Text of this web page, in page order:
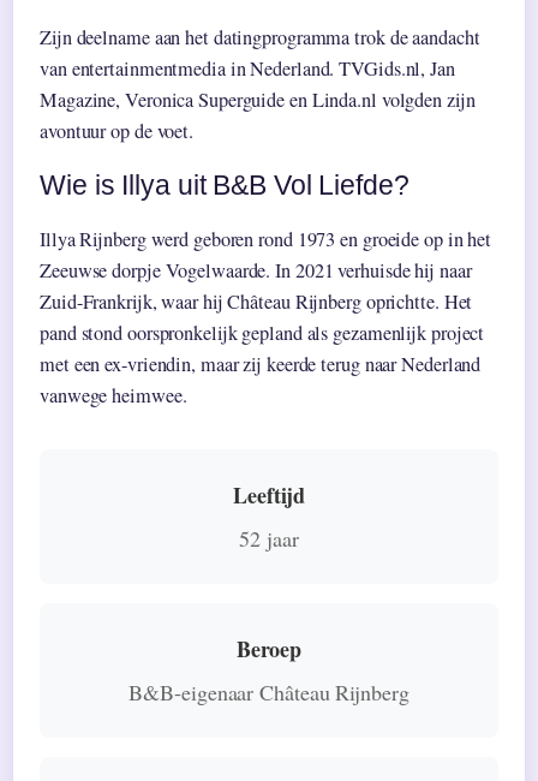
Zijn deelname aan het datingprogramma trok de aandacht
van entertainmentmedia in Nederland. TVGids.nl, Jan
Magazine, Veronica Superguide en Linda.nl volgden zijn
avontuur op de voet.
Wie is Illya uit B&B Vol Liefde?
Illya Rijnberg werd geboren rond 1973 en groeide op in het
Zeeuwse dorpje Vogelwaarde. In 2021 verhuisde hij naar
Zuid-Frankrijk, waar hij Château Rijnberg oprichtte. Het
pand stond oorspronkelijk gepland als gezamenlijk project
met een ex-vriendin, maar zij keerde terug naar Nederland
vanwege heimwee.
Leeftijd
52 jaar
Beroep
B&B-eigenaar Château Rijnberg